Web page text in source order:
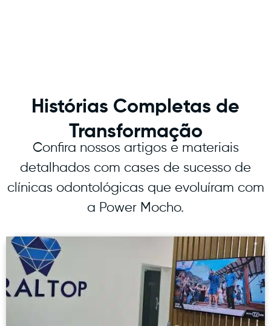
Histórias Completas de
Transformação
Confira nossos artigos e materiais
detalhados com cases de sucesso de
clínicas odontológicas que evoluíram com
a Power Mocho.